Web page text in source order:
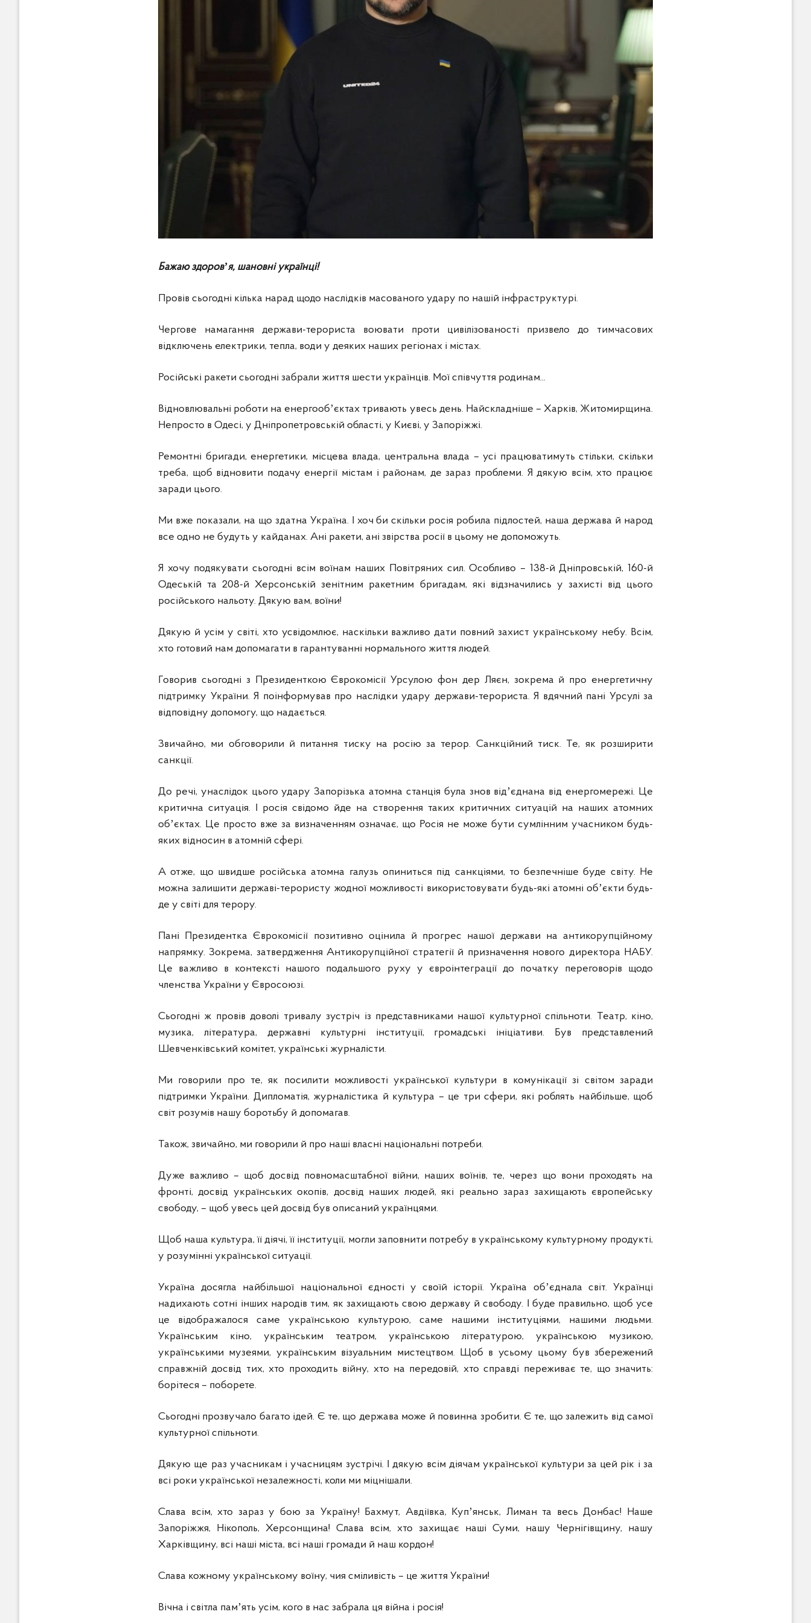
Бажаю здоровʼя, шановні українці!
Провів сьогодні кілька нарад щодо наслідків масованого удару по нашій інфраструктурі.
Чергове намагання держави-терориста воювати проти цивілізованості призвело до тимчасових
відключень електрики, тепла, води у деяких наших регіонах і містах.
Російські ракети сьогодні забрали життя шести українців. Мої співчуття родинам...
Відновлювальні роботи на енергообʼєктах тривають увесь день. Найскладніше – Харків, Житомирщина.
Непросто в Одесі, у Дніпропетровській області, у Києві, у Запоріжжі.
Ремонтні бригади, енергетики, місцева влада, центральна влада – усі працюватимуть стільки, скільки
треба, щоб відновити подачу енергії містам і районам, де зараз проблеми. Я дякую всім, хто працює
заради цього.
Ми вже показали, на що здатна Україна. І хоч би скільки росія робила підлостей, наша держава й народ
все одно не будуть у кайданах. Ані ракети, ані звірства росії в цьому не допоможуть.
Я хочу подякувати сьогодні всім воїнам наших Повітряних сил. Особливо – 138-й Дніпровській, 160-й
Одеській та 208-й Херсонській зенітним ракетним бригадам, які відзначились у захисті від цього
російського нальоту. Дякую вам, воїни!
Дякую й усім у світі, хто усвідомлює, наскільки важливо дати повний захист українському небу. Всім,
хто готовий нам допомагати в гарантуванні нормального життя людей.
Говорив сьогодні з Президенткою Єврокомісії Урсулою фон дер Ляєн, зокрема й про енергетичну
підтримку України. Я поінформував про наслідки удару держави-терориста. Я вдячний пані Урсулі за
відповідну допомогу, що надається.
Звичайно, ми обговорили й питання тиску на росію за терор. Санкційний тиск. Те, як розширити
санкції.
До речі, унаслідок цього удару Запорізька атомна станція була знов відʼєднана від енергомережі. Це
критична ситуація. І росія свідомо йде на створення таких критичних ситуацій на наших атомних
обʼєктах. Це просто вже за визначенням означає, що Росія не може бути сумлінним учасником будь-
яких відносин в атомній сфері.
А отже, що швидше російська атомна галузь опиниться під санкціями, то безпечніше буде світу. Не
можна залишити державі-терористу жодної можливості використовувати будь-які атомні обʼєкти будь-
де у світі для терору.
Пані Президентка Єврокомісії позитивно оцінила й прогрес нашої держави на антикорупційному
напрямку. Зокрема, затвердження Антикорупційної стратегії й призначення нового директора НАБУ.
Це важливо в контексті нашого подальшого руху у євроінтеграції до початку переговорів щодо
членства України у Євросоюзі.
Сьогодні ж провів доволі тривалу зустріч із представниками нашої культурної спільноти. Театр, кіно,
музика, література, державні культурні інституції, громадські ініціативи. Був представлений
Шевченківський комітет, українські журналісти.
Ми говорили про те, як посилити можливості української культури в комунікації зі світом заради
підтримки України. Дипломатія, журналістика й культура – це три сфери, які роблять найбільше, щоб
світ розумів нашу боротьбу й допомагав.
Також, звичайно, ми говорили й про наші власні національні потреби.
Дуже важливо – щоб досвід повномасштабної війни, наших воїнів, те, через що вони проходять на
фронті, досвід українських окопів, досвід наших людей, які реально зараз захищають європейську
свободу, – щоб увесь цей досвід був описаний українцями.
Щоб наша культура, її діячі, її інституції, могли заповнити потребу в українському культурному продукті,
у розумінні української ситуації.
Україна досягла найбільшої національної єдності у своїй історії. Україна обʼєднала світ. Українці
надихають сотні інших народів тим, як захищають свою державу й свободу. І буде правильно, щоб усе
це відображалося саме українською культурою, саме нашими інституціями, нашими людьми.
Українським кіно, українським театром, українською літературою, українською музикою,
українськими музеями, українським візуальним мистецтвом. Щоб в усьому цьому був збережений
справжній досвід тих, хто проходить війну, хто на передовій, хто справді переживає те, що значить:
борітеся – поборете.
Сьогодні прозвучало багато ідей. Є те, що держава може й повинна зробити. Є те, що залежить від самої
культурної спільноти.
Дякую ще раз учасникам і учасницям зустрічі. І дякую всім діячам української культури за цей рік і за
всі роки української незалежності, коли ми міцнішали.
Слава всім, хто зараз у бою за Україну! Бахмут, Авдіївка, Купʼянськ, Лиман та весь Донбас! Наше
Запоріжжя, Нікополь, Херсонщина! Слава всім, хто захищає наші Суми, нашу Чернігівщину, нашу
Харківщину, всі наші міста, всі наші громади й наш кордон!
Слава кожному українському воїну, чия сміливість – це життя України!
Вічна і світла памʼять усім, кого в нас забрала ця війна і росія!